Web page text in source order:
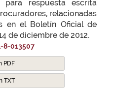
respuesta escrita
relacionadas
en el Boletín Oficial de
de diciembre de 2012.
8-013507
PDF
TXT